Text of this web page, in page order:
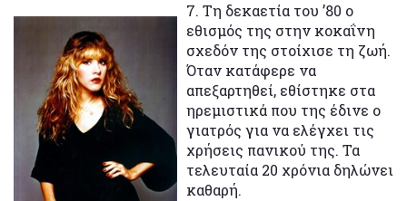
7. Τη δεκαετία του ’80 ο
εθισμός της στην κοκαΐνη
σχεδόν της στοίχισε τη ζωή.
Όταν κατάφερε να
απεξαρτηθεί, εθίστηκε στα
ηρεμιστικά που της έδινε ο
γιατρός για να ελέγχει τις
χρήσεις πανικού της. Τα
τελευταία 20 χρόνια δηλώνει
καθαρή.